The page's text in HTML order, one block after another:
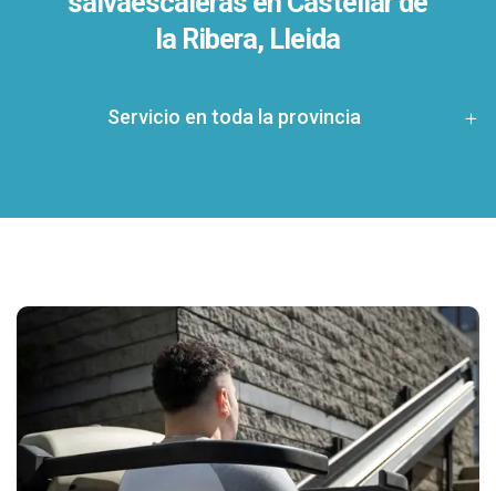
la Ribera, Lleida
Servicio en toda la provincia